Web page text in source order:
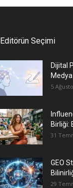
Editörün Seçimi
Dijital
Medya
5
Birliği:
31
GEO
29